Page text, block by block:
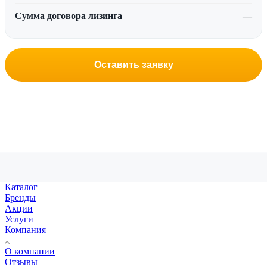
Сумма договора лизинга —
Оставить заявку
Каталог
Бренды
Акции
Услуги
Компания
О компании
Отзывы